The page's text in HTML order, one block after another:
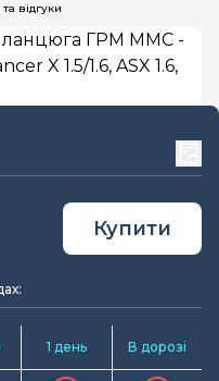
відгуки
Купити
1 день В дорозі